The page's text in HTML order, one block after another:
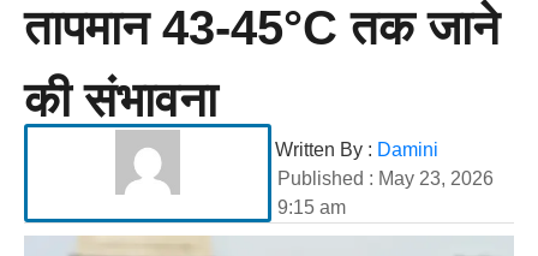
तापमान 43-45°C तक जाने
की संभावना
Written By : Damini
Published : May 23, 2026
9:15 am